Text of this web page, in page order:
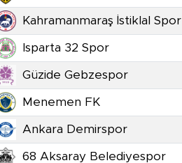
Kahramanmaraş İstiklal Spor
Isparta 32 Spor
Güzide Gebzespor
Menemen FK
Ankara Demirspor
68 Aksaray Belediyespor